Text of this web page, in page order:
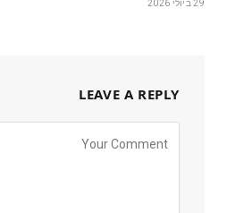
29 ביולי 2026
LEAVE A REPLY